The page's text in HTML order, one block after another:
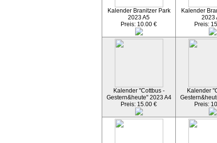
Kalender Branitzer Park
2023 A5
Preis: 10.00 €
Kalender
2023
Preis:
Kalender "Cottbus -
Gestern&heute" 2023 A4
Preis: 15.00 €
Kalender
Preis: